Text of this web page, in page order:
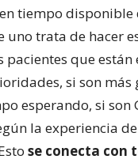
tiempo disponible
uno trata de hacer
pacientes que están
si son más
esperando, si son
la experiencia
se conecta con